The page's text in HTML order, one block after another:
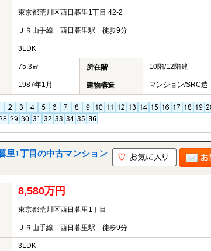
東京都荒川区西日暮里1丁目 42-2
ＪＲ山手線 西日暮里駅 徒歩9分
3LDK
75.3㎡ 所在階 10階/12階建
1987年1月 建物構造 マンション/SRC造
里1丁目の中古マンション
8,580万円
東京都荒川区西日暮里1丁目
ＪＲ山手線 西日暮里駅 徒歩9分
3LDK